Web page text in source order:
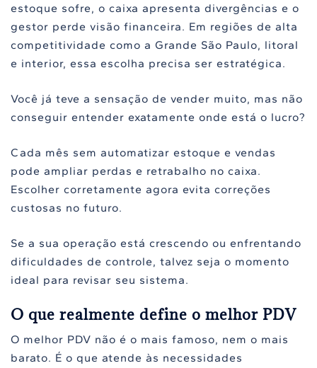
estoque sofre, o caixa apresenta divergências e o
gestor perde visão financeira. Em regiões de alta
competitividade como a Grande São Paulo, litoral
e interior, essa escolha precisa ser estratégica.
Você já teve a sensação de vender muito, mas não
conseguir entender exatamente onde está o lucro?
Cada mês sem automatizar estoque e vendas
pode ampliar perdas e retrabalho no caixa.
Escolher corretamente agora evita correções
custosas no futuro.
Se a sua operação está crescendo ou enfrentando
dificuldades de controle, talvez seja o momento
ideal para revisar seu sistema.
O que realmente define o melhor PDV
O melhor PDV não é o mais famoso, nem o mais
barato. É o que atende às necessidades